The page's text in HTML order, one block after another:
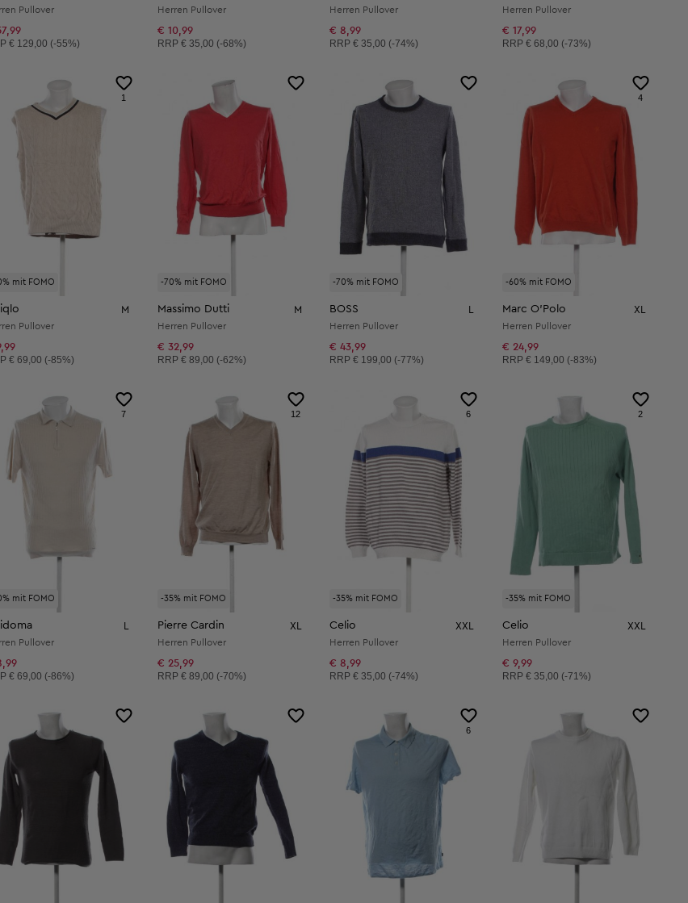
Pullover
Preisempfehlung:
€ 129,00 (-55%)
Herren Pullover
€ 10,99
Unverbindliche Preisempfehlung:
RRP € 35,00 (-68%)
Herren Pullover
€ 8,99
Unverbindliche Preisempfehlung:
RRP€ 35,00 (-74%)
Herren Pullover
€ 17,99
Unverbindliche Preisempfehlung:
RRP € 68,00 (-73%)
mit FOMO
1
M
Pullover
Preisempfehlung:
€ 69,00 (-85%)
-70% mit FOMO
Massimo Dutti M
Herren Pullover
€ 32,99
Unverbindliche Preisempfehlung:
RRP € 89,00 (-62%)
-70% mit FOMO
BOSS L
Herren Pullover
€ 43,99
Unverbindliche Preisempfehlung:
RRP€ 199,00 (-77%)
-60% mit FOMO
4
Marc O'Polo XL
Herren Pullover
€ 24,99
Unverbindliche Preisempfehlung:
RRP € 149,00 (-83%)
mit FOMO
7
L
Pullover
Preisempfehlung:
€ 69,00 (-86%)
-35% mit FOMO
12
Pierre Cardin XL
Herren Pullover
€ 25,99
Unverbindliche Preisempfehlung:
RRP € 89,00 (-70%)
-35% mit FOMO
6
Celio XXL
Herren Pullover
€ 8,99
Unverbindliche Preisempfehlung:
RRP€ 35,00 (-74%)
-35% mit FOMO
2
Celio XXL
Herren Pullover
€ 9,99
Unverbindliche Preisempfehlung:
RRP € 35,00 (-71%)
6